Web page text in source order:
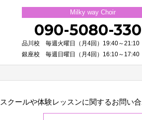
Milky way Choir
090-5080-
品川校 毎週火曜日（月4回）19:40～21:10
銀座校 毎週日曜日（月4回）16:10～17:40
スクールや体験レッスンに関するお問い